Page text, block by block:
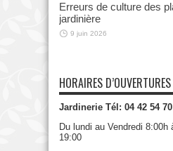
Erreurs de culture des
jardinière
9 juin 2026
HORAIRES
Jardinerie Tél: 04 42 54
Du lundi au Vendredi 8:00h
19:00